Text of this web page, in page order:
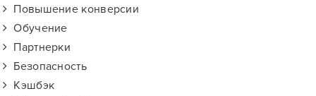
Повышение конверсии
Обучение
Партнерки
Безопасность
Кэшбэк